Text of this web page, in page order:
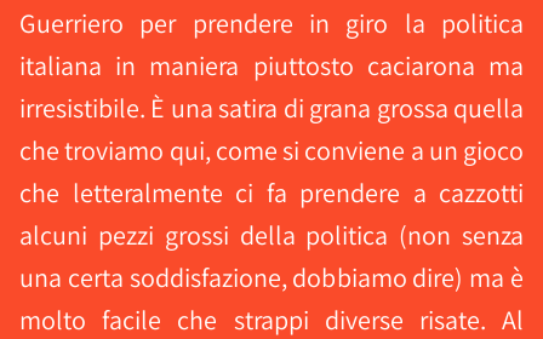
Guerriero per prendere in giro la politica
italiana in maniera piuttosto caciarona ma
irresistibile. È una satira di grana grossa quella
che troviamo qui, come si conviene a un gioco
che letteralmente ci fa prendere a cazzotti
alcuni pezzi grossi della politica (non senza
una certa soddisfazione, dobbiamo dire) ma è
molto facile che strappi diverse risate. Al